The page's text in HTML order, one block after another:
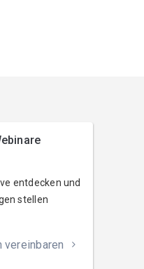
entdecken und
stellen
vereinbaren